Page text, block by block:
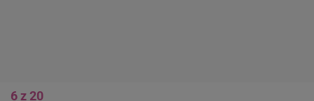
6 z 20